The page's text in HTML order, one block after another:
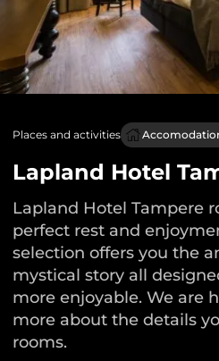
Places and activities
Lapland Hotel
Lapland Hotel Tampere
perfect rest and
selection offers you the
mystical story all
more enjoyable. We are
more about the details
rooms.